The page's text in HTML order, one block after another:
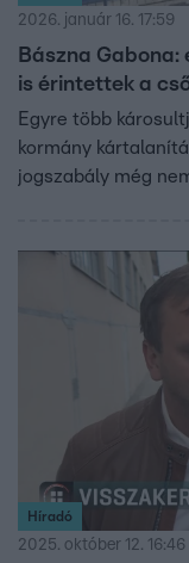
2026. január 16. 17:59
Bászna
is érintettek a
Egyre több
kormány
jogszabály még
Híradó
2025. október 12. 16:46